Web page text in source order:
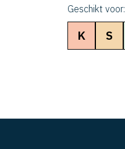
Geschikt voor:
K S